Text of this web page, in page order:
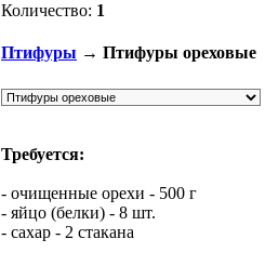
Количество: 1
Птифуры → Птифуры ореховые
Требуется:
- очищенные орехи - 500 г
- яйцо (белки) - 8 шт.
- сахар - 2 стакана